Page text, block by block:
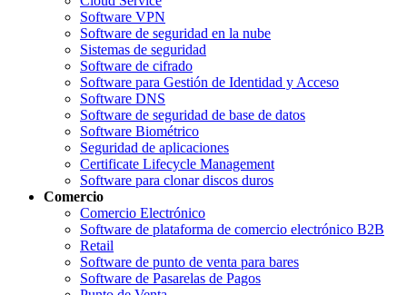
Software VPN
Software de seguridad en la nube
Sistemas de seguridad
Software de cifrado
Software para Gestión de Identidad y Acceso
Software DNS
Software de seguridad de base de datos
Software Biométrico
Seguridad de aplicaciones
Certificate Lifecycle Management
Software para clonar discos duros
Comercio
Comercio Electrónico
Software de plataforma de comercio electrónico B2B
Retail
Software de punto de venta para bares
Software de Pasarelas de Pagos